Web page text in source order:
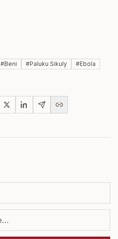
#Beni #Paluku Sikuly #Ebola